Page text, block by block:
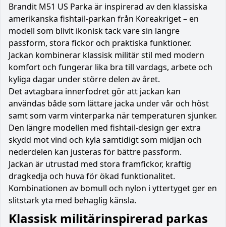
Brandit M51 US Parka är inspirerad av den klassiska
amerikanska fishtail-parkan från Koreakriget – en
modell som blivit ikonisk tack vare sin längre
passform, stora fickor och praktiska funktioner.
Jackan kombinerar klassisk militär stil med modern
komfort och fungerar lika bra till vardags, arbete och
kyliga dagar under större delen av året.
Det avtagbara innerfodret gör att jackan kan
användas både som lättare jacka under vår och höst
samt som varm vinterparka när temperaturen sjunker.
Den längre modellen med fishtail-design ger extra
skydd mot vind och kyla samtidigt som midjan och
nederdelen kan justeras för bättre passform.
Jackan är utrustad med stora framfickor, kraftig
dragkedja och huva för ökad funktionalitet.
Kombinationen av bomull och nylon i yttertyget ger en
slitstark yta med behaglig känsla.
Klassisk militärinspirerad parkas